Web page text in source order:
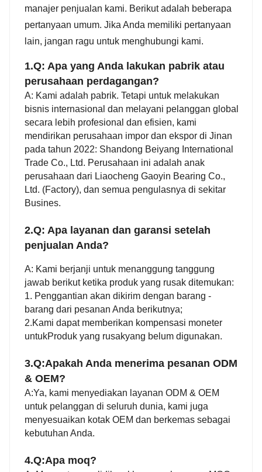
manajer penjualan kami. Berikut adalah beberapa
pertanyaan umum. Jika Anda memiliki pertanyaan
lain, jangan ragu untuk menghubungi kami.
1.Q: Apa yang Anda lakukan pabrik atau
perusahaan perdagangan?
A: Kami adalah pabrik. Tetapi untuk melakukan
bisnis internasional dan melayani pelanggan global
secara lebih profesional dan efisien, kami
mendirikan perusahaan impor dan ekspor di Jinan
pada tahun 2022: Shandong Beiyang International
Trade Co., Ltd. Perusahaan ini adalah anak
perusahaan dari Liaocheng Gaoyin Bearing Co.,
Ltd. (Factory), dan semua pengulasnya di sekitar
Busines.
2.Q: Apa layanan dan garansi setelah
penjualan Anda?
A: Kami berjanji untuk menanggung tanggung
jawab berikut ketika produk yang rusak ditemukan:
1. Penggantian akan dikirim dengan barang -
barang dari pesanan Anda berikutnya;
2.Kami dapat memberikan kompensasi moneter
untukProduk yang rusakyang belum digunakan.
3.Q:Apakah Anda menerima pesanan ODM
& OEM?
A:Ya, kami menyediakan layanan ODM & OEM
untuk pelanggan di seluruh dunia, kami juga
menyesuaikan kotak OEM dan berkemas sebagai
kebutuhan Anda.
4.Q:Apa moq?